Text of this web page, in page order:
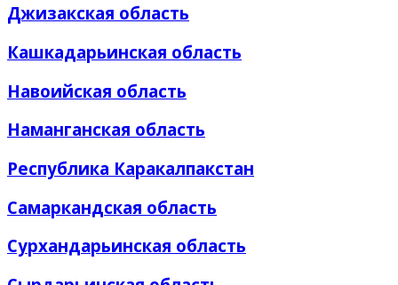
Джизакская область
Кашкадарьинская область
Навоийская область
Наманганская область
Республика Каракалпакстан
Самаркандская область
Сурхандарьинская область